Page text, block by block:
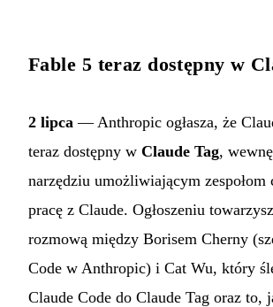
Fable 5 teraz dostępny w
2 lipca — Anthropic ogłasza, że
teraz dostępny w Claude Tag,
narzędziu umożliwiającym zespołom
pracę z Claude. Ogłoszeniu
rozmową między Borisem Cherny
Code w Anthropic) i Cat Wu, który
Claude Code do Claude Tag oraz to,